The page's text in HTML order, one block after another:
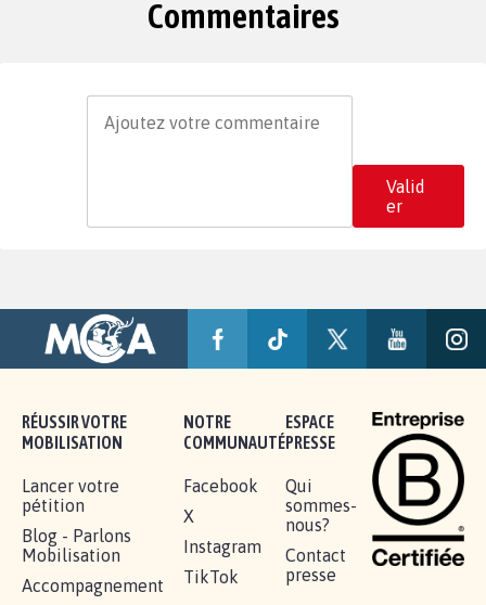
Commentaires
Valid
er
RÉUSSIR VOTRE
MOBILISATION
Lancer votre
pétition
Blog - Parlons
Mobilisation
Accompagnement
NOTRE
COMMUNAUTÉ
Facebook
X
Instagram
TikTok
ESPACE
PRESSE
Qui
sommes-
nous?
Contact
presse